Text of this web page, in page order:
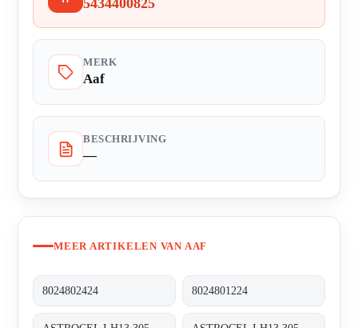
5434400825
MERK
Aaf
BESCHRIJVING
—
MEER ARTIKELEN VAN AAF
8024802424 8024801224